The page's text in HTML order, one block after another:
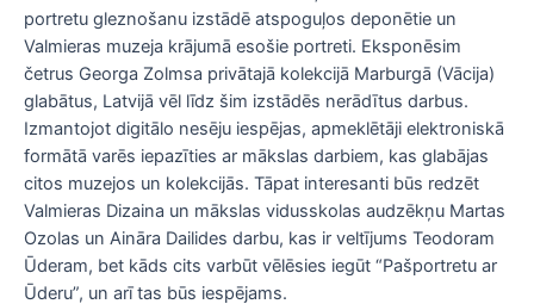
portretu gleznošanu izstādē atspoguļos deponētie un
Valmieras muzeja krājumā esošie portreti. Eksponēsim
četrus Georga Zolmsa privātajā kolekcijā Marburgā (Vācija)
glabātus, Latvijā vēl līdz šim izstādēs nerādītus darbus.
Izmantojot digitālo nesēju iespējas, apmeklētāji elektroniskā
formātā varēs iepazīties ar mākslas darbiem, kas glabājas
citos muzejos un kolekcijās. Tāpat interesanti būs redzēt
Valmieras Dizaina un mākslas vidusskolas audzēkņu Martas
Ozolas un Aināra Dailides darbu, kas ir veltījums Teodoram
Ūderam, bet kāds cits varbūt vēlēsies iegūt “Pašportretu ar
Ūderu”, un arī tas būs iespējams.